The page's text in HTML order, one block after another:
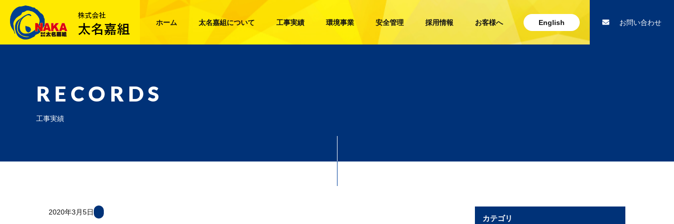
ホーム 太名嘉組について 工事実績 環境事業 安全管理 採用情報 お客様へ English お問い合わせ
RECORDS
工事実績
2020年3月5日
カテゴリ